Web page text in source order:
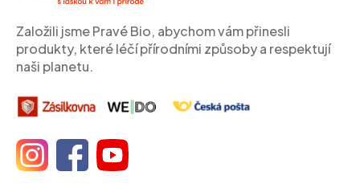
Založili jsme Pravé Bio, abychom vám přinesli
produkty, které léčí přírodními způsoby a respektují
naši planetu.